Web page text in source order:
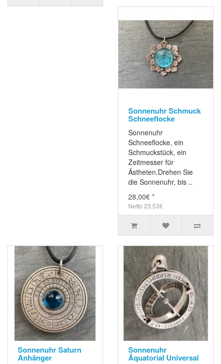
Sonnenuhr Schmuck
Schneeflocke
Sonnenuhr
Schneeflocke, ein
Schmuckstück, ein
Zeitmesser für
Ästheten.Drehen Sie
die Sonnenuhr, bis ..
28,00€ *
Netto 23,53€
Sonnenuhr Saturn
Anhänger
Sonnenuhr
Äquatorial Universal